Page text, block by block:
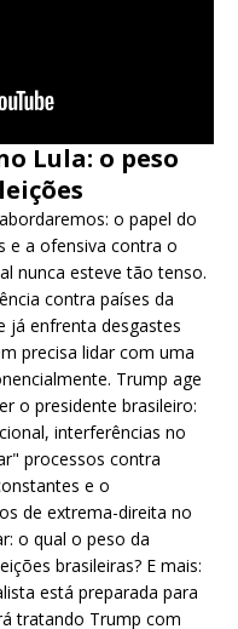
Lula: o peso
o papel do
e a ofensiva contra o
nunca esteve tão tenso.
contra países da
já enfrenta desgastes
precisa lidar com uma
Trump age
o presidente brasileiro:
interferências no
processos contra
e o
de extrema-direita no
o qual o peso da
brasileiras? E mais:
está preparada para
tratando Trump com